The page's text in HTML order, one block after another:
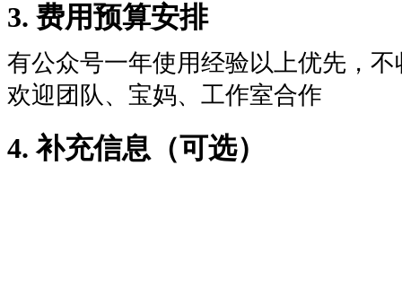
3. 费用预算安排
有公众号一年使用经验以上优先，
欢迎团队、宝妈、工作室合作
4. 补充信息（可选）